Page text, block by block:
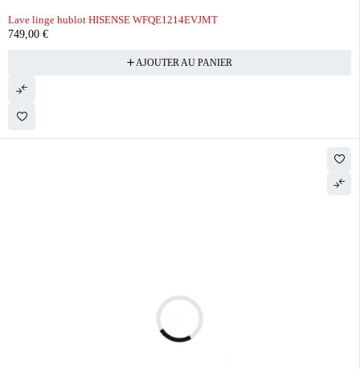
Lave linge hublot HISENSE WFQE1214EVJMT
749,00 €
AJOUTER AU PANIER